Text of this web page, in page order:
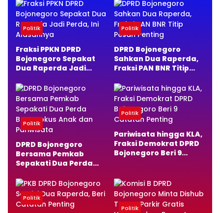
Politik
Fraksi PPKN DPRD
Bojonegoro Sepakat
Dua Raperda Jadi
Politik
DPRD Bojonegoro
Sahkan Dua Raperda,
Fraksi PAN BNR Titip
Politik
DPRD Bojonegoro
Bersama Pemkab
Sepakati Dua Perda
Pariwisata
Politik
Pariwisata hingga KLA,
Fraksi Demokrat DPRD
Bojonegoro Beri 9
Politik
Politik